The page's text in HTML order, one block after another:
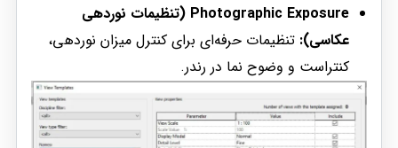
Photographic Exposure (تنظیمات نوردهی
عکاسی): تنظیمات حرفه‌ای برای کنترل میزان نوردهی،
کنتراست و وضوح نما در رندر.